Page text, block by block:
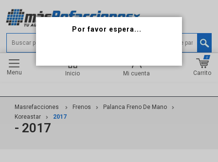
Menu Inicio Mi cuenta Carrito
0
Masrefacciones Frenos
Palanca Freno De Mano
Koreastar
2017
- 2017